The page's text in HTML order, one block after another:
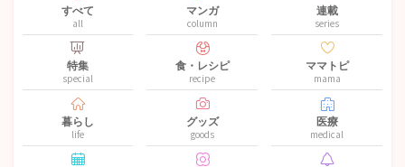
すべて
all
マンガ
column
連載
series
特集
special
食・レシピ
recipe
ママトピ
mama
暮らし
life
グッズ
goods
医療
medical